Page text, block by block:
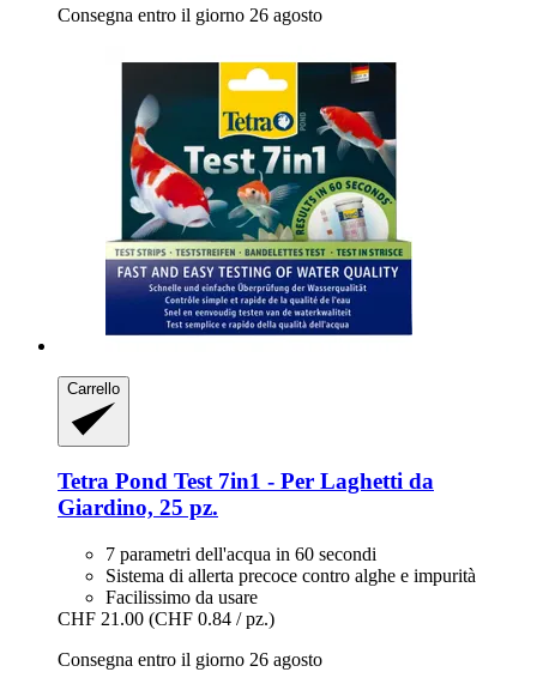
Consegna entro il giorno 26 agosto
Carrello
Tetra Pond Test 7in1 -​ Per Laghetti da
Giardino, 25 pz.
7 parametri dell'acqua in 60 secondi
Sistema di allerta precoce contro alghe e impurità
Facilissimo da usare
CHF 21.00 (CHF 0.84 / pz.)
Consegna entro il giorno 26 agosto